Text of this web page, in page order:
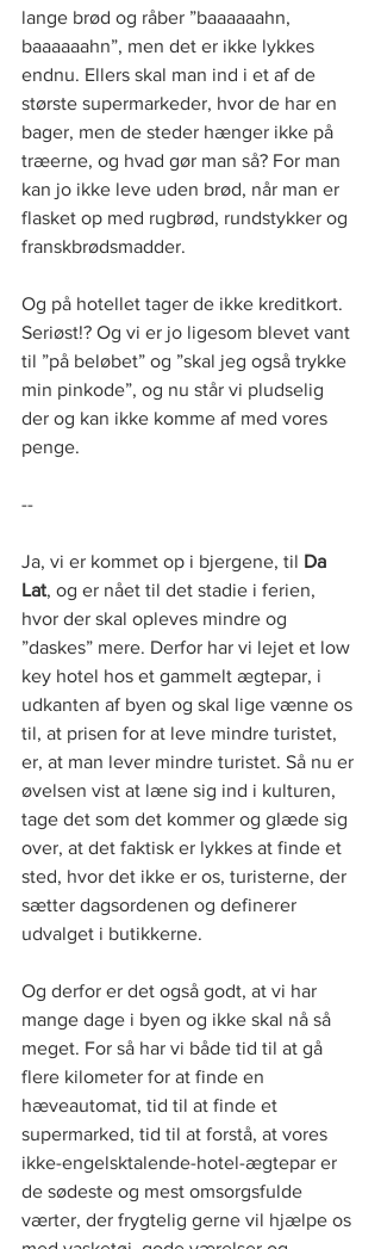
lange brød og råber ”baaaaaahn,
baaaaaahn”, men det er ikke lykkes
endnu. Ellers skal man ind i et af de
største supermarkeder, hvor de har en
bager, men de steder hænger ikke på
træerne, og hvad gør man så? For man
kan jo ikke leve uden brød, når man er
flasket op med rugbrød, rundstykker og
franskbrødsmadder.
Og på hotellet tager de ikke kreditkort.
Seriøst!? Og vi er jo ligesom blevet vant
til ”på beløbet” og ”skal jeg også trykke
min pinkode”, og nu står vi pludselig
der og kan ikke komme af med vores
penge.
--
Ja, vi er kommet op i bjergene, til Da
Lat, og er nået til det stadie i ferien,
hvor der skal opleves mindre og
”daskes” mere. Derfor har vi lejet et low
key hotel hos et gammelt ægtepar, i
udkanten af byen og skal lige vænne os
til, at prisen for at leve mindre turistet,
er, at man lever mindre turistet. Så nu er
øvelsen vist at læne sig ind i kulturen,
tage det som det kommer og glæde sig
over, at det faktisk er lykkes at finde et
sted, hvor det ikke er os, turisterne, der
sætter dagsordenen og definerer
udvalget i butikkerne.
Og derfor er det også godt, at vi har
mange dage i byen og ikke skal nå så
meget. For så har vi både tid til at gå
flere kilometer for at finde en
hæveautomat, tid til at finde et
supermarked, tid til at forstå, at vores
ikke-engelsktalende-hotel-ægtepar er
de sødeste og mest omsorgsfulde
værter, der frygtelig gerne vil hjælpe os